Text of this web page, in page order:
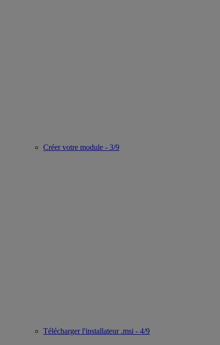
Créer votre module - 3/9
Télécharger l'installateur .msi - 4/9